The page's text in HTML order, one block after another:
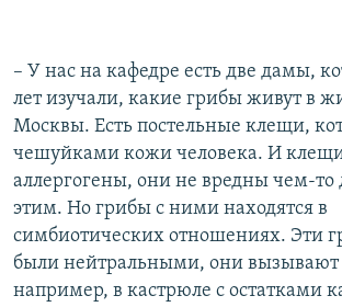
– У нас на кафедре есть две дамы,
лет изучали, какие грибы живут в
Москвы. Есть постельные клещи,
чешуйками кожи человека. И
аллергогены, они не вредны чем-то
этим. Но грибы с ними находятся в
симбиотических отношениях. Эти
были нейтральными, они вызывают
например, в кастрюле с остатками